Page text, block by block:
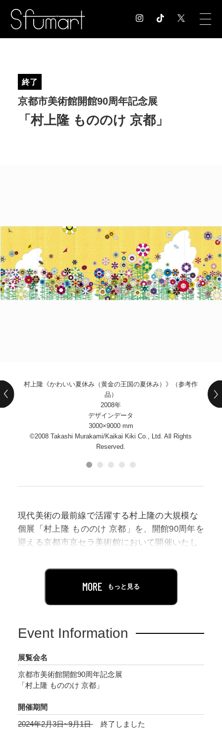
EXHIBITION 展覧会情報
MUSEUM 美術館情報
POLICY COMPANY
終了
京都市美術館開館90周年記念展
「村上隆 もののけ 京都」
村上隆《かわいい夏休み（黄金の王国の夏休み）》（参考作
品）
2008年
デザインデータ
3000×9000 mm
©2008 Takashi Murakami/Kaikai Kiki Co., Ltd. All Rights
Reserved.
現代美術の最前線で活躍する村上隆の大規模な
個展「村上隆 もののけ 京都」を、開館90周年を
迎える京都市京セラ美術館において開催いたし
村上隆（1962年生まれ）は、マンガやアニメと
らとのコラボレーションを通して、アートの価
キャリアは、欧米が事実上の規範となっている
で挑み、刺激を与え続けてきた営みであると言
えます。高い評価を受ける村上の作品は、世界
各地の美術館でコレクションされており、『ア
ートレビュー』誌の「Power 100（アート界で
最も影響力のある100人）」には10年連続で選出
されています。
MORE もっと見る
Event Information
展覧会名
京都市美術館開館90周年記念展
「村上隆 もののけ 京都」
開催期間
2024年2月3日~9月1日
終了しました